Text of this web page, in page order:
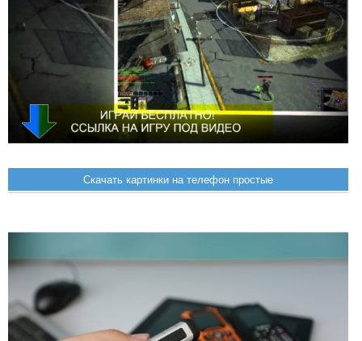
Скачать картинки на телефон простые